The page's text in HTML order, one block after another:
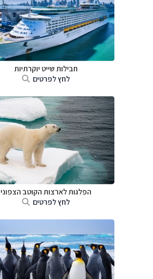
חבילות שייט יוקרתיות
לחץ לפרטים
הפלגות לארצות הקוטב הצפוני
לחץ לפרטים